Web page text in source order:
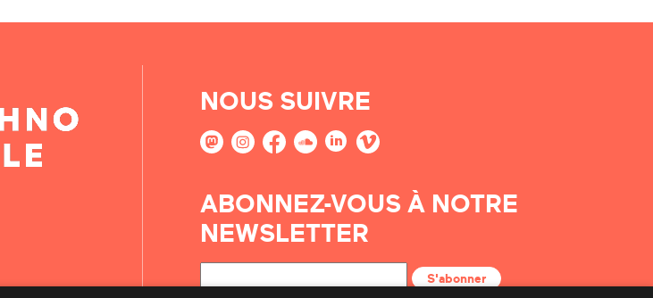
NOUS SUIVRE
ABONNEZ-VOUS À NOTRE
NEWSLETTER
S'abonner